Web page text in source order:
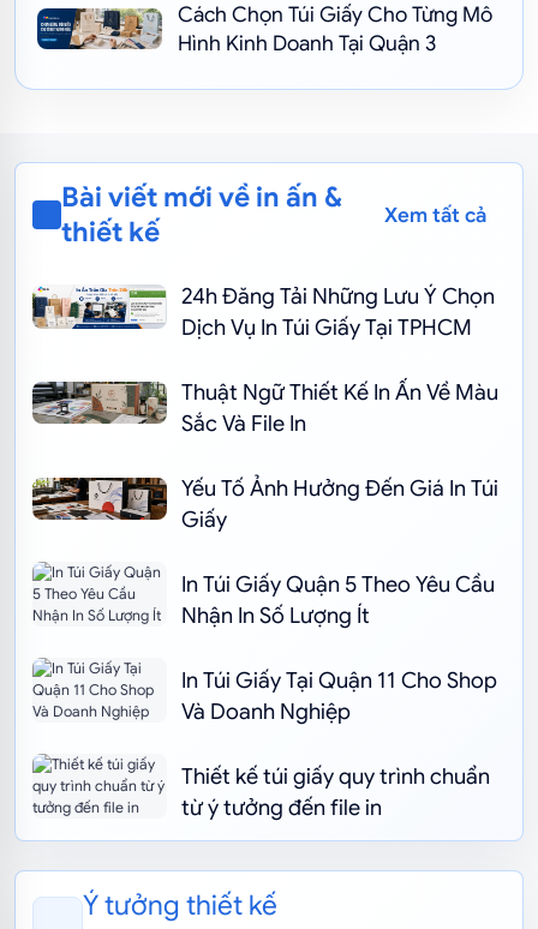
Cách Chọn Túi Giấy Cho Từng Mô
Hình Kinh Doanh Tại Quận 3
Bài viết mới về in ấn &
thiết kế
Xem tất cả
24h Đăng Tải Những Lưu Ý Chọn
Dịch Vụ In Túi Giấy Tại TPHCM
Thuật Ngữ Thiết Kế In Ấn Về Màu
Sắc Và File In
Yếu Tố Ảnh Hưởng Đến Giá In Túi
Giấy
In Túi Giấy Quận 5 Theo Yêu Cầu
Nhận In Số Lượng Ít
In Túi Giấy Tại Quận 11 Cho Shop
Và Doanh Nghiệp
Thiết kế túi giấy quy trình chuẩn
từ ý tưởng đến file in
Ý tưởng thiết kế